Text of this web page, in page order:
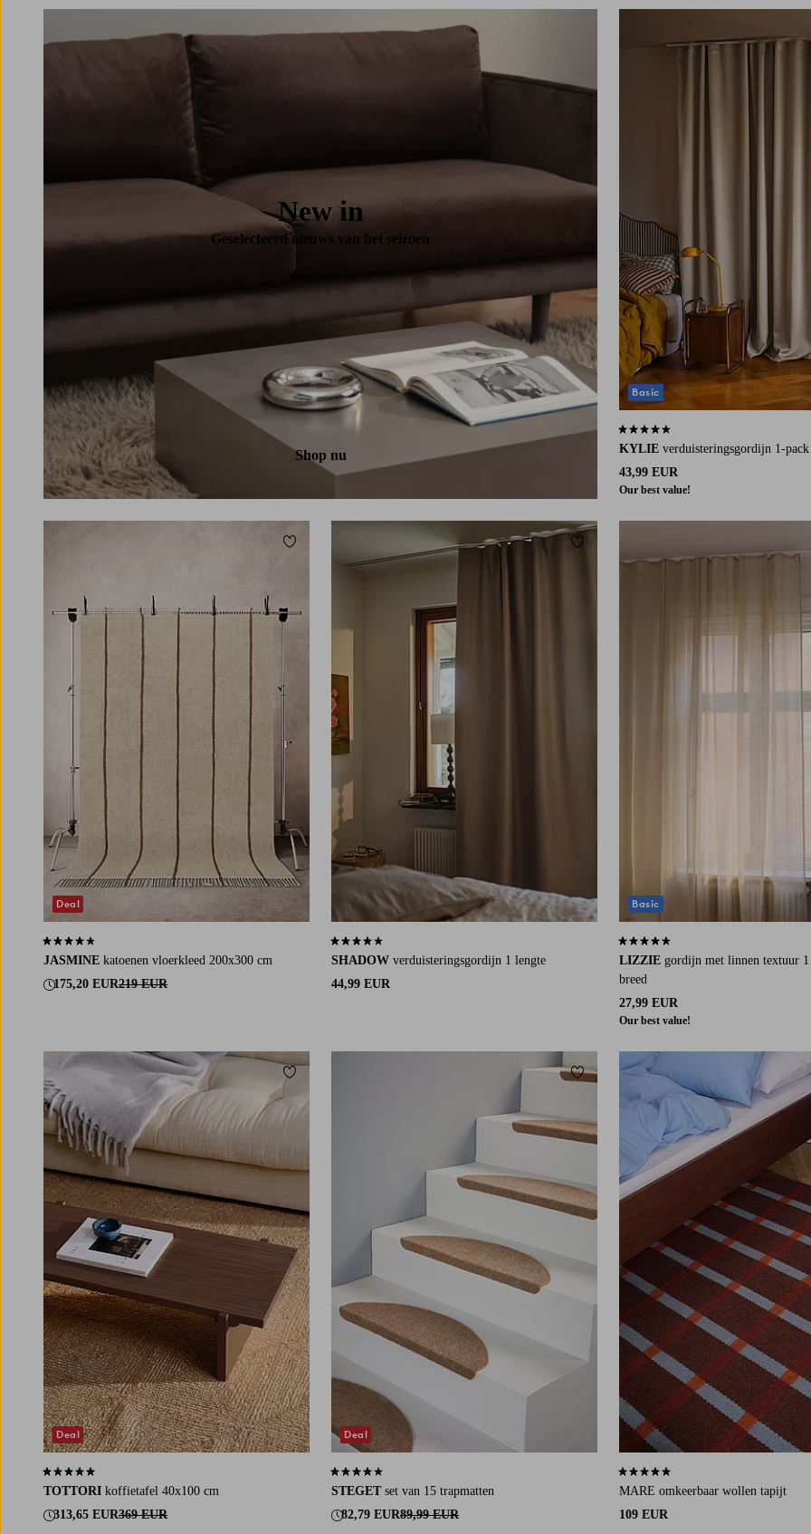
New in
Geselecteerd nieuws van het seizoen
Shop nu KYLIE verduisteringsgordijn 1-
43,99 EUR
Our best value!
4,3 op basis van 510 beoordelingen
Basic
JASMINE katoenen vloerkleed 200x300 cm
175,20 EUR219 EUR
4,0 op basis van 35 beoordelingen
Deal
Toevoegen aan favorieten
SHADOW verduisteringsgordijn 1 lengte
44,99 EUR
4,2 op basis van 98 beoordelingen
Toevoegen aan favorieten
LIZZIE gordijn met linnen textuur 1
breed
27,99 EUR
Our best value!
4,3 op basis van 21 beoordelingen
Basic
TOTTORI koffietafel 40x100 cm
313,65 EUR369 EUR
5,0 op basis van 2 beoordelingen
Deal
Toevoegen aan favorieten
STEGET set van 15 trapmatten
82,79 EUR89,99 EUR
4,2 op basis van 1046 beoordelingen
Deal
Toevoegen aan favorieten
MARE omkeerbaar wollen tapijt
109 EUR
4,8 op basis van 27 beoordelingen
80X200 160X230 200X300